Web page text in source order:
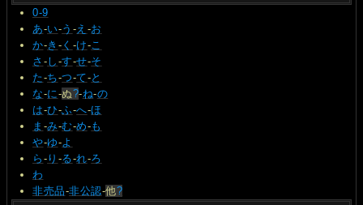
0-9
あ-い-う -え -お
か-き - く -け- こ
さ -し -す-せ-そ
た-ち-つ-て-と
な-に -ぬ?-ね-の
は-ひ-ふ-へ-ほ
ま -み-む-め-も
や-ゆ-よ
ら -り -る-れ-ろ
わ
非売品-非公認-他?